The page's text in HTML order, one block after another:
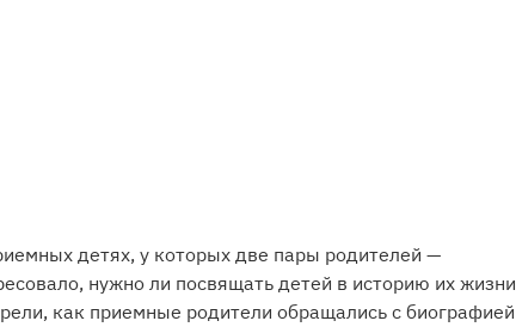
детях, у которых две пары родителей —
нужно ли посвящать детей в историю их жизни
как приемные родители обращались с биографией